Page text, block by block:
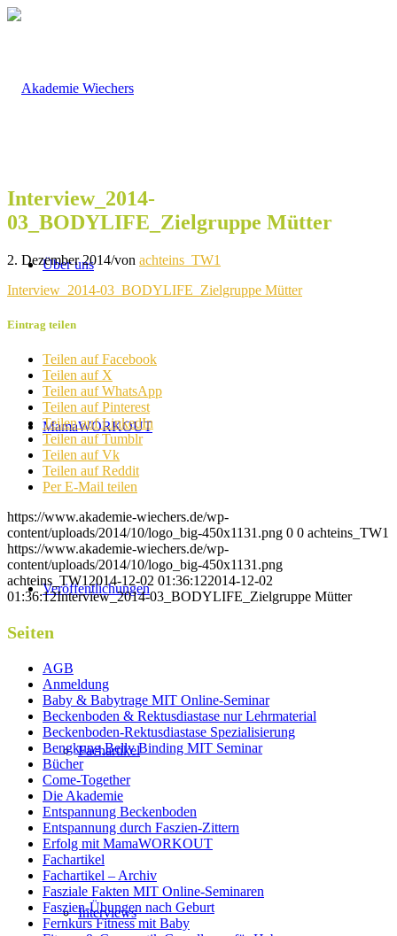
Über uns
MamaWORKOUT
Veröffentlichungen
Fachartikel
Interviews
Interview_2014-
03_BODYLIFE_Zielgruppe Mütter
2. Dezember 2014/von achteins_TW1
Interview_2014-03_BODYLIFE_Zielgruppe Mütter
Eintrag teilen
Teilen auf Facebook
Teilen auf X
Teilen auf WhatsApp
Teilen auf Pinterest
Teilen auf LinkedIn
Teilen auf Tumblr
Teilen auf Vk
Teilen auf Reddit
Per E-Mail teilen
https://www.akademie-wiechers.de/wp-
content/uploads/2014/10/logo_big-450x1131.png 0 0 achteins_TW1
https://www.akademie-wiechers.de/wp-
content/uploads/2014/10/logo_big-450x1131.png
achteins_TW1 2014-12-02 01:36:122014-12-02
01:36:12Interview_2014-03_BODYLIFE_Zielgruppe Mütter
Seiten
AGB
Anmeldung
Baby & Babytrage MIT Online-Seminar
Beckenboden & Rektusdiastase nur Lehrmaterial
Beckenboden-Rektusdiastase Spezialisierung
Bengkung Belly Binding MIT Seminar
Bücher
Come-Together
Die Akademie
Entspannung Beckenboden
Entspannung durch Faszien-Zittern
Erfolg mit MamaWORKOUT
Fachartikel
Fachartikel – Archiv
Fasziale Fakten MIT Online-Seminaren
Faszien-Übungen nach Geburt
Fernkurs Fitness mit Baby